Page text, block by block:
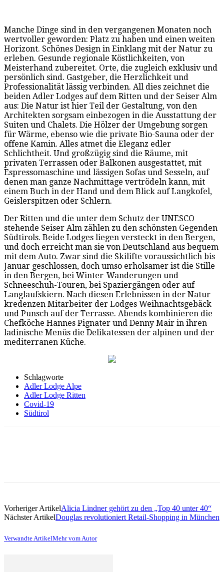
Manche Dinge sind in den vergangenen Monaten noch
wertvoller geworden: Platz zu haben und einen weiten
Horizont. Schönes Design in Einklang mit der Natur zu
erleben. Gesunde regionale Köstlichkeiten, von
Meisterhand zubereitet. Orte, die zugleich exklusiv und
persönlich sind. Gastgeber, die Herzlichkeit und
Professionalität lässig verbinden. All dies zeichnet die
beiden Adler Lodges auf dem Ritten und der Seiser Alm
aus: Die Natur ist hier Teil der Gestaltung, von den
Architekten sorgsam einbezogen in die Ausstattung der
Suiten und Chalets. Die Hölzer der Umgebung sorgen
für Wärme, ebenso wie die private Bio-Sauna oder der
offene Kamin. Alles atmet die Eleganz edler
Schlichtheit. Und großzügig sind die Räume, mit
privaten Terrassen oder Balkonen ausgestattet, mit
Espressomaschine und lässigen Sofas und Sesseln, auf
denen man ganze Nachmittage vertrödeln kann, mit
einem Buch in der Hand und dem Blick auf Langkofel,
Geislerspitzen oder Schlern.
Der Ritten und die unter dem Schutz der UNESCO
stehende Seiser Alm zählen zu den schönsten Gegenden
Südtirols. Beide Lodges liegen versteckt in den Bergen,
und doch erreicht man sie von Deutschland aus bequem
mit dem Auto. Zwar sind die Skilifte voraussichtlich bis
Januar geschlossen, doch umso erholsamer ist die Stille
in den Bergen, bei Winter-Wanderungen und
Schneeschuh-Touren, bei Spaziergängen oder auf
Langlaufskiern. Nach diesen Erlebnissen in der Natur
kredenzen Mitarbeiter der Lodges Weihnachtsgebäck
und Punsch auf der Terrasse. Abends kombinieren die
Chefköche Hannes Pignater und Denny Mair in ihren
ladinische Menüs die Delikatessen der alpinen und der
mediterranen Küche.
Schlagworte
Adler Lodge Alpe
Adler Lodge Ritten
Covid-19
Südtirol
Vorheriger ArtikelAlicia Lindner gehört zu den „Top 40 unter 40“
Nächster ArtikelDouglas revolutioniert Retail-Shopping in München
Verwandte ArtikelMehr vom Autor